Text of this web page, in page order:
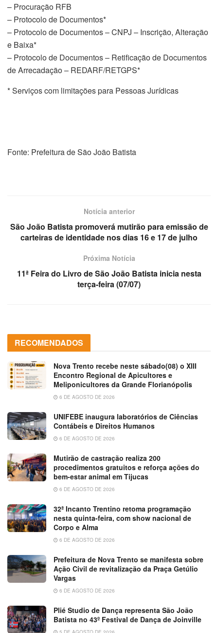
– Procuração RFB
– Protocolo de Documentos*
– Protocolo de Documentos – CNPJ – Inscrição, Alteração
e Baixa*
– Protocolo de Documentos – Retificação de Documentos
de Arrecadação – REDARF/RETGPS*
* Serviços com limitações para Pessoas Jurídicas
Fonte: Prefeitura de São João Batista
Notícia anterior
São João Batista promoverá mutirão para emissão de
carteiras de identidade nos dias 16 e 17 de julho
Próxima Notícia
11ª Feira do Livro de São João Batista inicia nesta
terça-feira (07/07)
RECOMENDADOS
Nova Trento recebe neste sábado(08) o XIII
Encontro Regional de Apicultores e
Meliponicultores da Grande Florianópolis
6 DE AGOSTO DE 2026
UNIFEBE inaugura laboratórios de Ciências
Contábeis e Direitos Humanos
6 DE AGOSTO DE 2026
Mutirão de castração realiza 200
procedimentos gratuitos e reforça ações do
bem-estar animal em Tijucas
6 DE AGOSTO DE 2026
32ª Incanto Trentino retoma programação
nesta quinta-feira, com show nacional de
Corpo e Alma
6 DE AGOSTO DE 2026
Prefeitura de Nova Trento se manifesta sobre
Ação Civil de revitalização da Praça Getúlio
Vargas
6 DE AGOSTO DE 2026
Plié Studio de Dança representa São João
Batista no 43º Festival de Dança de Joinville